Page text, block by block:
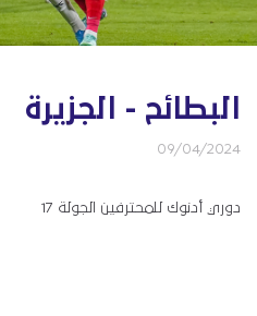
البطائح - الجزيرة
09/04/2024
دوري أدنوك للمحترفين الجولة 17